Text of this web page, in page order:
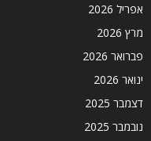
אפריל 2026
מרץ 2026
פברואר 2026
ינואר 2026
דצמבר 2025
נובמבר 2025